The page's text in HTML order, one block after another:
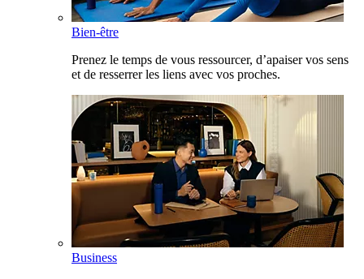
Bien-être
Prenez le temps de vous ressourcer, d’apaiser vos sens
et de resserrer les liens avec vos proches.
Business